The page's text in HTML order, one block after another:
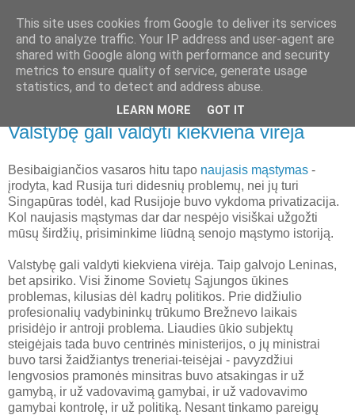
Nematoma ranka
Laisvė, ekonomika, istorija, politika, laisvalaikis ir filosofija
2010 m. rugpjūčio 31 d., antradienis
Valstybę gali valdyti kiekviena virėja
Besibaigiančios vasaros hitu tapo naujasis mąstymas -
įrodyta, kad Rusija turi didesnių problemų, nei jų turi
Singapūras todėl, kad Rusijoje buvo vykdoma privatizacija.
Kol naujasis mąstymas dar dar nespėjo visiškai užgožti
mūsų širdžių, prisiminkime liūdną senojo mąstymo istoriją.
Valstybę gali valdyti kiekviena virėja. Taip galvojo Leninas,
bet apsiriko. Visi žinome Sovietų Sąjungos ūkines
problemas, kilusias dėl kadrų politikos. Prie didžiulio
profesionalių vadybininkų trūkumo Brežnevo laikais
prisidėjo ir antroji problema. Liaudies ūkio subjektų
steigėjais tada buvo centrinės ministerijos, o jų ministrai
buvo tarsi žaidžiantys treneriai-teisėjai - pavyzdžiui
lengvosios pramonės minsitras buvo atsakingas ir už
gamybą, ir už vadovavimą gamybai, ir už vadovavimo
gamybai kontrolę, ir už politiką. Nesant tinkamo pareigų
This site uses cookies from Google to deliver its services
and to analyze traffic. Your IP address and user-agent are
shared with Google along with performance and security
metrics to ensure quality of service, generate usage
statistics, and to detect and address abuse.
LEARN MORE GOT IT